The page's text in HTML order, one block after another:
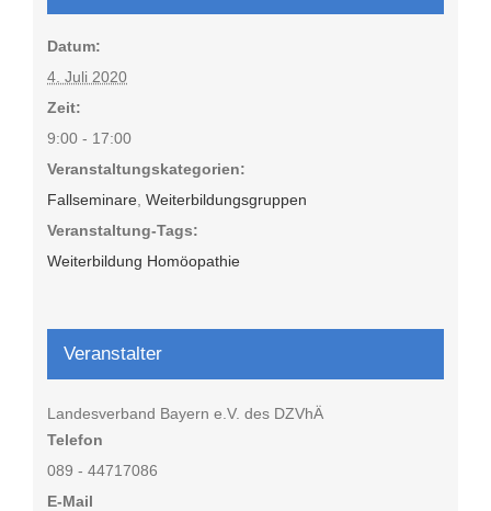
Datum:
4. Juli 2020
Zeit:
9:00 - 17:00
Veranstaltungskategorien:
Fallseminare ,Weiterbildungsgruppen
Veranstaltung-Tags:
Weiterbildung Homöopathie
Veranstalter
Landesverband Bayern e.V. des DZVhÄ
Telefon
089 - 44717086
E-Mail